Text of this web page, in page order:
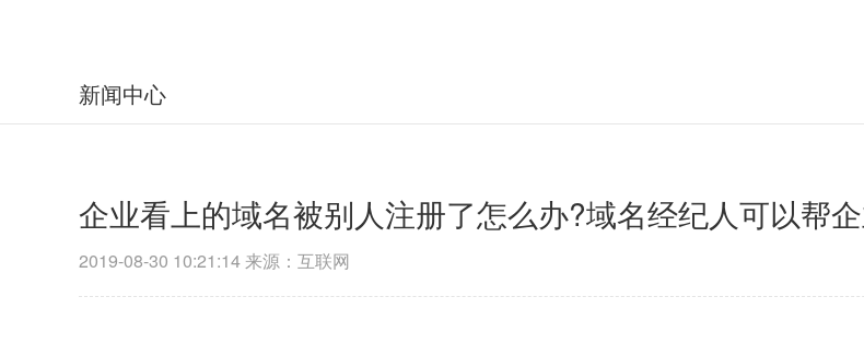
新闻中心
企业看上的域名被别人注册了怎么办?域名经纪人可以帮
2019-08-30 10:21:14 来源：互联网